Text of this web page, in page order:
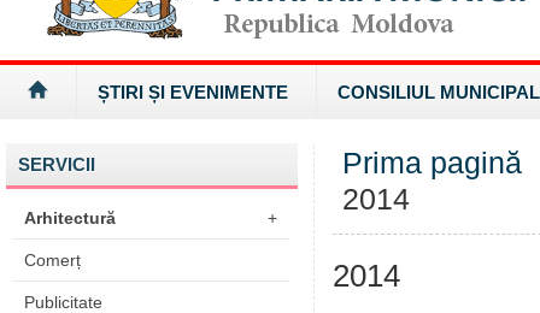
ȘTIRI ȘI EVENIMENTE CONSILIUL MUNICIPAL
SERVICII
Arhitectură +
Comerț
Publicitate
Prima pagină
2014
2014